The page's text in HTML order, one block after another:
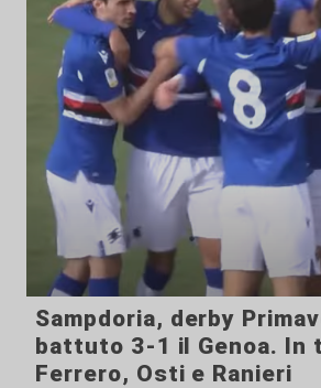
Sampdoria, derby
battuto 3-1 il Genoa. In
Ferrero, Osti e Ranieri